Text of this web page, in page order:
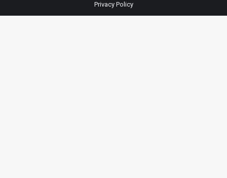
Privacy Policy